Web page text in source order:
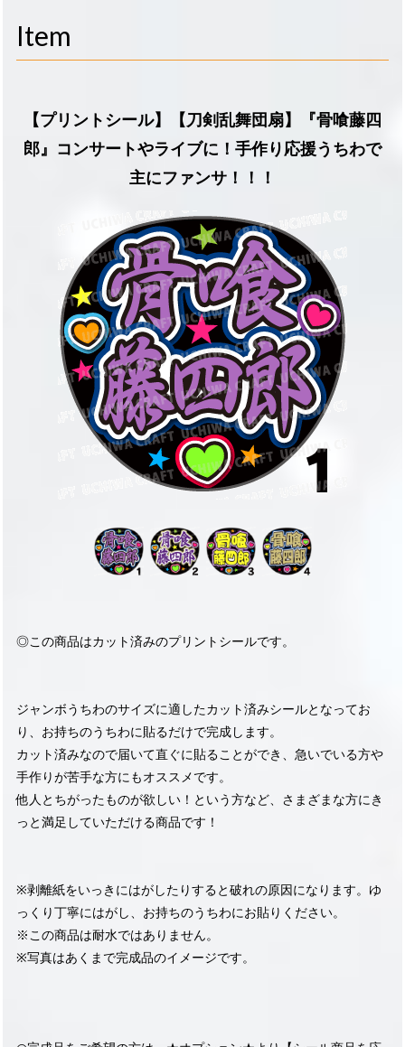
Item
【プリントシール】【刀剣乱舞団扇】『骨喰藤四
郎』コンサートやライブに！手作り応援うちわで
主にファンサ！！！
◎この商品はカット済みのプリントシールです。
ジャンボうちわのサイズに適したカット済みシールとなってお
り、お持ちのうちわに貼るだけで完成します。
カット済みなので届いて直ぐに貼ることができ、急いでいる方や
手作りが苦手な方にもオススメです。
他人とちがったものが欲しい！という方など、さまざまな方にき
っと満足していただける商品です！
※剥離紙をいっきにはがしたりすると破れの原因になります。ゆ
っくり丁寧にはがし、お持ちのうちわにお貼りください。
※この商品は耐水ではありません。
※写真はあくまで完成品のイメージです。